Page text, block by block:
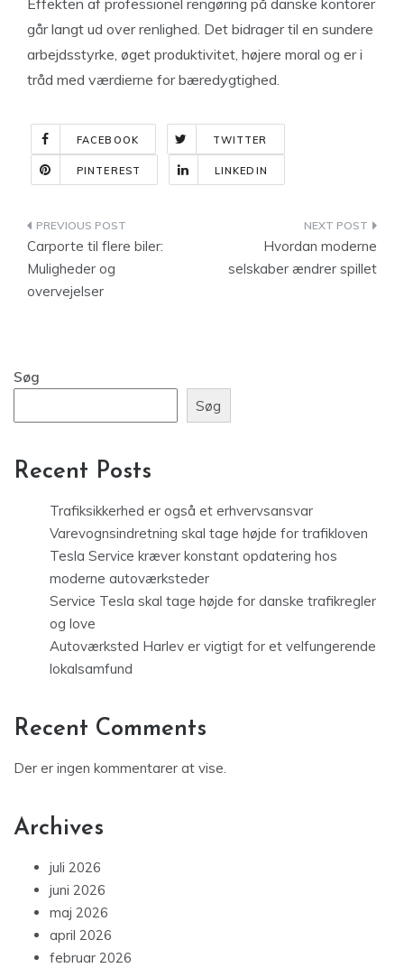
Effekten af professionel rengøring på danske kontorer
går langt ud over renlighed. Det bidrager til en sundere
arbejdsstyrke, øget produktivitet, højere moral og er i
tråd med værdierne for bæredygtighed.
FACEBOOK TWITTER
PINTEREST LINKEDIN
Indlægsnavigation
Carporte til flere biler:
Muligheder og
overvejelser
Hvordan moderne
selskaber ændrer spillet
Søg
Søg
Recent Posts
Trafiksikkerhed er også et erhvervsansvar
Varevognsindretning skal tage højde for trafikloven
Tesla Service kræver konstant opdatering hos
moderne autoværksteder
Service Tesla skal tage højde for danske trafikregler
og love
Autoværksted Harlev er vigtigt for et velfungerende
lokalsamfund
Recent Comments
Der er ingen kommentarer at vise.
Archives
juli 2026
juni 2026
maj 2026
april 2026
februar 2026